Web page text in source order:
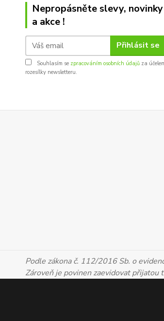
Nepropásněte slevy, novinky
a akce !
Přihlásit se
Souhlasím se zpracováním osobních údajů za
rozesílky newsletteru.
Podle zákona č. 112/2016 Sb. o
Zároveň je povinen zaevidovat přijatou